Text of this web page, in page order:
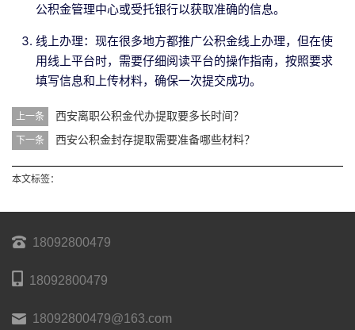
公积金管理中心或受托银行以获取准确的信息。
线上办理：现在很多地方都推广公积金线上办理，但在使
用线上平台时，需要仔细阅读平台的操作指南，按照要求
填写信息和上传材料，确保一次提交成功。
上一条 西安离职公积金代办提取要多长时间？
下一条 西安公积金封存提取需要准备哪些材料？
本文标签：
18092800479
18092800479
18092800479@163.com